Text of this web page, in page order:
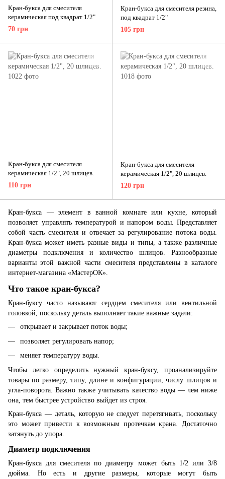
Кран-букса для смесителя
керамическая под квадрат 1/2"
70 грн
Кран-букса для смесителя резина,
под квадрат 1/2"
105 грн
Кран-букса для смесителя
керамическая 1/2", 20 шлицев.
110 грн
Кран-букса для смесителя
керамическая 1/2", 20 шлицев.
120 грн
Кран-букса — элемент в ванной комнате или кухне, который
позволяет управлять температурой и напором воды. Представляет
собой часть смесителя и отвечает за регулирование потока воды.
Кран-букса может иметь разные виды и типы, а также различные
диаметры подключения и количество шлицов. Разнообразные
варианты этой важной части смесителя представлены в каталоге
интернет-магазина «МастерОК».
Что такое кран-букса?
Кран-буксу часто называют сердцем смесителя или вентильной
головкой, поскольку деталь выполняет такие важные задачи:
открывает и закрывает поток воды;
позволяет регулировать напор;
меняет температуру воды.
Чтобы легко определить нужный кран-буксу, проанализируйте
товары по размеру, типу, длине и конфигурации, числу шлицов и
угла-поворота. Важно также учитывать качество воды — чем ниже
она, тем быстрее устройство выйдет из строя.
Кран-букса — деталь, которую не следует перетягивать, поскольку
это может привести к возможным протечкам крана. Достаточно
затянуть до упора.
Диаметр подключения
Кран-букса для смесителя по диаметру может быть 1/2 или 3/8
дюйма. Но есть и другие размеры, которые могут быть